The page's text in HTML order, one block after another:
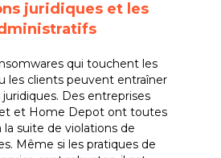
juridiques et les
qui touchent les
les clients peuvent entraîner
Des entreprises
et Home Depot ont toutes
la suite de violations de
Même si les pratiques de